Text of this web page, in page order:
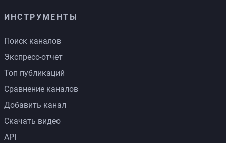
ИНСТРУМЕНТЫ
Поиск каналов
Экспресс-отчет
Топ публикаций
Сравнение каналов
Добавить канал
Скачать видео
API